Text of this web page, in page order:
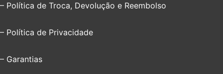
– Política de Troca, Devolução e Reembolso
– Política de Privacidade
– Garantias